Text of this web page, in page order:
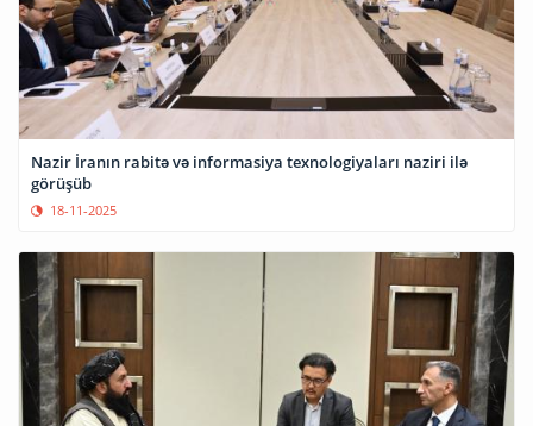
Nazir İranın rabitə və informasiya texnologiyaları naziri ilə
görüşüb
18-11-2025